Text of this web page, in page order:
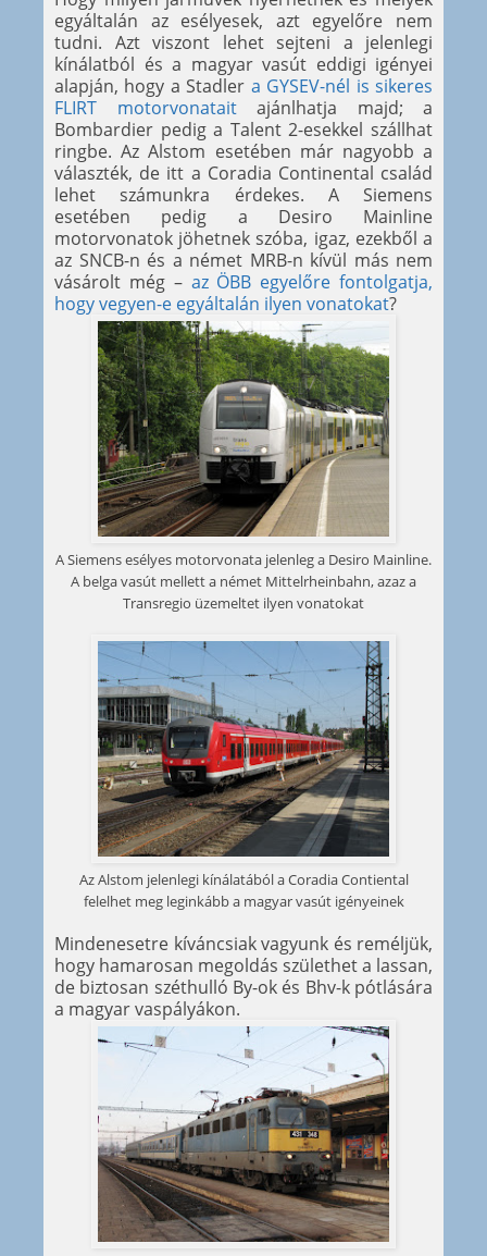
egyáltalán az esélyesek, azt egyelőre nem
tudni. Azt viszont lehet sejteni a jelenlegi
kínálatból és a magyar vasút eddigi igényei
alapján, hogy a Stadler a GYSEV-nél is sikeres
FLIRT motorvonataitajánlhatja majd; a
Bombardier pedig a Talent 2-esekkel szállhat
ringbe. Az Alstom esetében már nagyobb a
választék, de itt a Coradia Continental család
lehet számunkra érdekes. A Siemens
esetében pedig a Desiro Mainline
motorvonatok jöhetnek szóba, igaz, ezekből a
az SNCB-n és a német MRB-n kívül más nem
vásárolt még – az ÖBB egyelőre fontolgatja,
hogy vegyen-e egyáltalán ilyen vonatokat?
A Siemens esélyes motorvonata jelenleg a Desiro Mainline.
A belga vasút mellett a német Mittelrheinbahn, azaz a
Transregio üzemeltet ilyen vonatokat
Az Alstom jelenlegi kínálatából a Coradia Contiental
felelhet meg leginkább a magyar vasút igényeinek
Mindenesetre kíváncsiak vagyunk és reméljük,
hogy hamarosan megoldás születhet a lassan,
de biztosan széthulló By-ok és Bhv-k pótlására
a magyar vaspályákon.